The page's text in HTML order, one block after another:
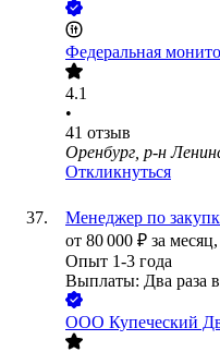
Федеральная
4.1
•
41 отзыв
Оренбург, р-н
Откликнуться
Менеджер по
от 80 000 ₽ за месяц,
Опыт 1-3 года
Выплаты: Два раза
ООО Купеческий